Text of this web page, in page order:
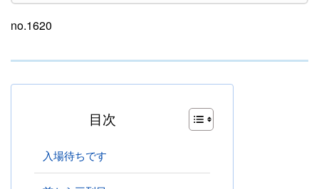
no.1620
目次
入場待ちです